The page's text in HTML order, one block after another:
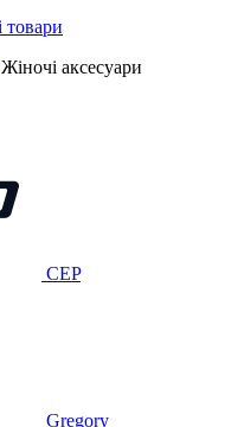
Жіночі аксесуари
CEP
Gregory